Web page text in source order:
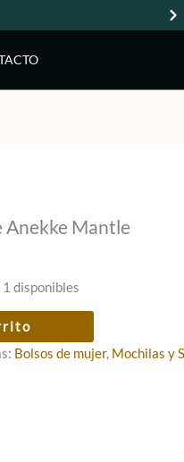
Mantle
1 disponibles
Bolsos de mujer, Mochilas y